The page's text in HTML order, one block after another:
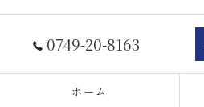
0749-20-8163
ホーム